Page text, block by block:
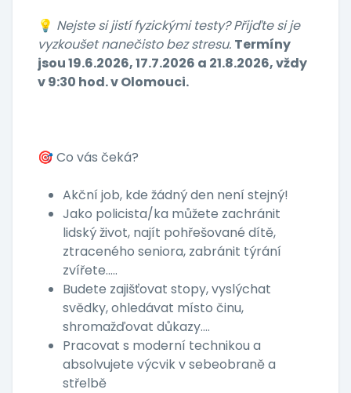
💡 Nejste si jistí fyzickými testy? Přijďte si je
vyzkoušet nanečisto bez stresu. Termíny
jsou 19.6.2026, 17.7.2026 a 21.8.2026, vždy
v 9:30 hod. v Olomouci.
🎯 Co vás čeká?
Akční job, kde žádný den není stejný!
Jako policista/ka můžete zachránit
lidský život, najít pohřešované dítě,
ztraceného seniora, zabránit týrání
zvířete…..
Budete zajišťovat stopy, vyslýchat
svědky, ohledávat místo činu,
shromažďovat důkazy….
Pracovat s moderní technikou a
absolvujete výcvik v sebeobraně a
střelbě